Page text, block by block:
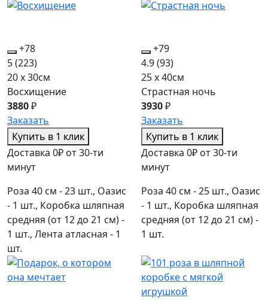
+78
5(223)
20 x 30см
Восхищение
3880₽
Заказать
Купить в 1 клик
Доставка 0₽ от 30-ти
минут
Роза 40 см - 23 шт., Оазис
- 1 шт., Коробка шляпная
средняя (от 12 до 21 см) -
1 шт., Лента атласная - 1
шт.
+79
4.9(93)
25 x 40см
Страстная ночь
3930₽
Заказать
Купить в 1 клик
Доставка 0₽ от 30-ти
минут
Роза 40 см - 25 шт., Оазис
- 1 шт., Коробка шляпная
средняя (от 12 до 21 см) -
1 шт.